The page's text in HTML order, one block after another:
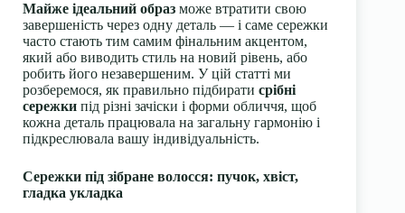
Майже ідеальний образ може втратити свою
завершеність через одну деталь — і саме сережки
часто стають тим самим фінальним акцентом,
який або виводить стиль на новий рівень, або
робить його незавершеним. У цій статті ми
розберемося, як правильно підбирати срібні
сережки під різні зачіски і форми обличчя, щоб
кожна деталь працювала на загальну гармонію і
підкреслювала вашу індивідуальність.
Сережки під зібране волосся: пучок, хвіст,
гладка укладка